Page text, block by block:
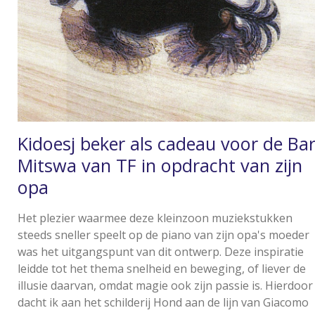
Kidoesj beker als cadeau voor de Bar
Mitswa van TF in opdracht van zijn
opa
Het plezier waarmee deze kleinzoon muziekstukken
steeds sneller speelt op de piano van zijn opa's moeder
was het uitgangspunt van dit ontwerp. Deze inspiratie
leidde tot het thema snelheid en beweging, of liever de
illusie daarvan, omdat magie ook zijn passie is. Hierdoor
dacht ik aan het schilderij Hond aan de lijn van Giacomo